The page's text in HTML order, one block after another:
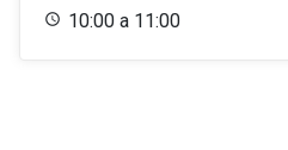
10:00 a 11:00